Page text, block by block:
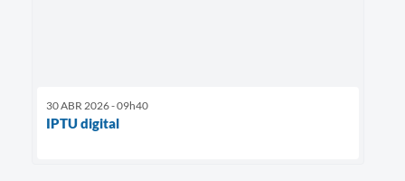
30 ABR 2026 - 09h40
IPTU digital